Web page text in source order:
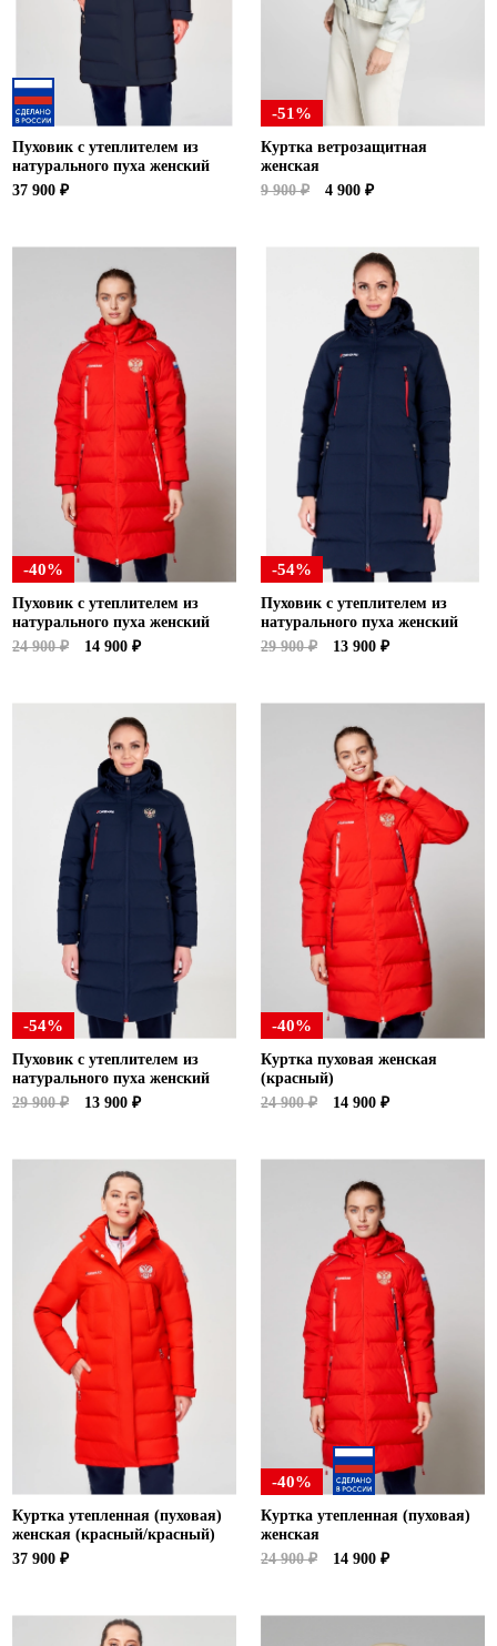
Пуховик с утеплителем из
натурального пуха женский
37 900 ₽
-51%
Куртка ветрозащитная
женская
9 900 ₽
4 900 ₽
-40%
Пуховик с утеплителем из
натурального пуха женский
24 900 ₽
14 900 ₽
-54%
Пуховик с утеплителем из
натурального пуха женский
29 900 ₽
13 900 ₽
-54%
Пуховик с утеплителем из
натурального пуха женский
29 900 ₽
13 900 ₽
-40%
Куртка пуховая женская
(красный)
24 900 ₽
14 900 ₽
Куртка утепленная (пуховая)
женская (красный/красный)
37 900 ₽
-40%
Куртка утепленная (пуховая)
женская
24 900 ₽
14 900 ₽